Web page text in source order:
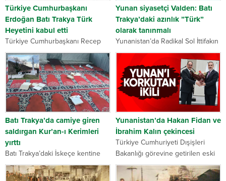
Türkiye Cumhurbaşkanı
Erdoğan Batı Trakya Türk
Heyetini kabul etti
Türkiye Cumhurbaşkanı Recep
Tayyip Erdoğan Batı Trakya Türk
Azınlığı Danışma Kurulu Üyeleri
ile Türkiye’nin Atina
Büyükelçiliği’nde görüştü. Türkiye
Cumhurbaşkanı Recep Tayyip
Erdoğan, Türkiye-Yunanistan
Yüksek Düzeyli...
Yunan siyasetçi Valden: Batı
Trakya’daki azınlık ”Türk”
olarak tanınmalı
Yunanistan’da Radikal Sol İttifakın
(SYRIZA) Avrupa Politikaları
Komitesi uzmanı ve akademisyen
Sotiris Valden, Batı Trakya’daki
azınlığın Türk olarak tanınmasının
demokrasinin gereği olduğunu
kaydetti. Valden, yayımladığı...
Batı Trakya’da camiye giren
saldırgan Kur’an-ı Kerimleri
yırttı
Batı Trakya’daki İskeçe kentine
bağlı Ilıca köyünde camiye giren
bir kişi, içerideki Kur’an-ı Kerimleri
Yunanistan’da Hakan Fidan ve
İbrahim Kalın çekincesi
Türkiye Cumhuriyeti Dışişleri
Bakanlığı görevine getirilen eski
Milli İstihbarat Teşkilatı (MİT)
Başkanı Hakan Fidan ve Fidan’ın